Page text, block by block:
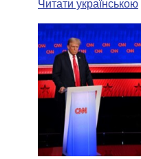
МЭРЫ
ВСЕ ПЕРСОНЫ
Читати українською